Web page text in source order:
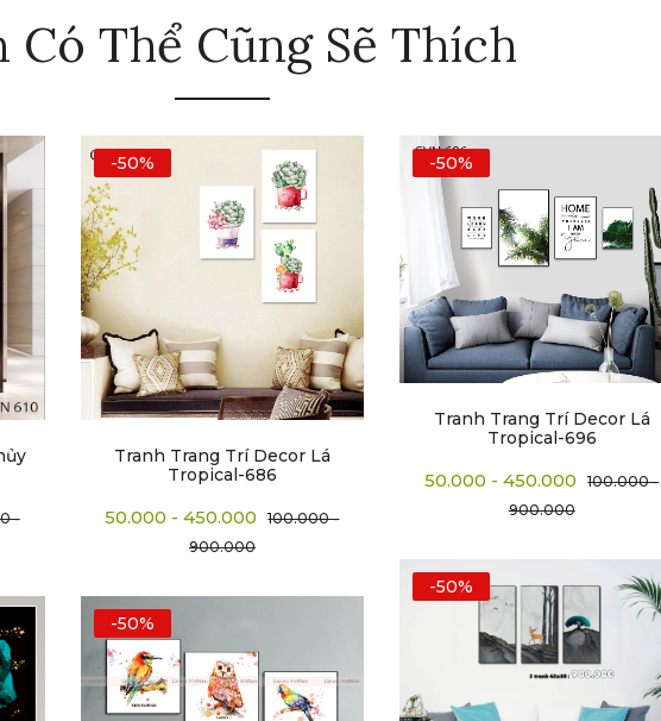
Có Thể Cũng Sẽ Thích
-
-50%
Tranh Trang Trí Decor Lá
Tropical-686
50.000 - 450.000
100.000 -
900.000
-50%
-50%
Tranh Trang Trí Decor Lá
Tropical-696
50.000 - 450.000
100.000 -
900.000
-50%